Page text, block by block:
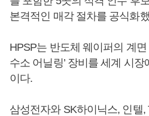
본격적인 매각 절차를 공식화
HPSP는 반도체 웨이퍼의 계
수소 어닐링’ 장비를 세계 시
이다.
삼성전자와 SK하이닉스, 인텔